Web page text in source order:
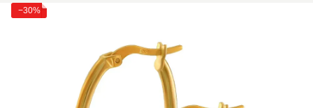
−30%